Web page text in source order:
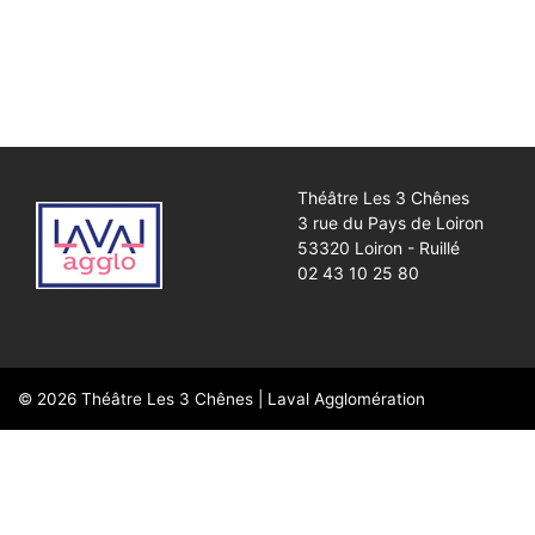
Théâtre Les 3 Chênes
3 rue du Pays de Loiron
53320 Loiron - Ruillé
02 43 10 25 80
© 2026 Théâtre Les 3 Chênes Laval Agglomération